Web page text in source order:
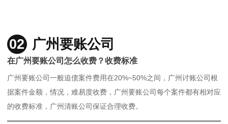
02 广州要账公司
在广州要账公司怎么收费？收费标准
广州要账公司一般追债案件费用在20%~50%之间，广州讨账公司根
据案件金额，情况，难易度收费，广州要账公司每个案件都有相对应
的收费标准，广州清账公司保证合理收费。